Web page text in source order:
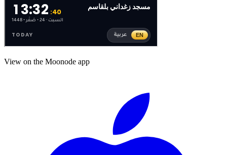
View on the Moonode app